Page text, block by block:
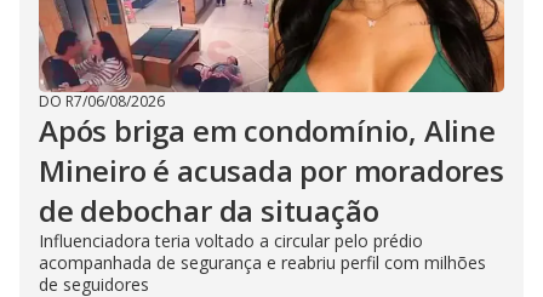
DO R7/06/08/2026
Após briga em condomínio, Aline
Mineiro é acusada por moradores
de debochar da situação
Influenciadora teria voltado a circular pelo prédio
acompanhada de segurança e reabriu perfil com milhões
de seguidores